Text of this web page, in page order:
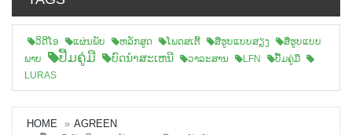
ວິດີໂອ ແຜ່ນພັບ ຫລັກສູດ ໂພດສເຕີ້ ສືຮູບແບບສຽງ
ສື່ຮູບແບບ
ພາບ
ປື້ມຄູ່ມື ບົດນຳສະເຫນີ ວາລະສານ LFN
ປື້ມຄູ່ມື
LURAS
HOME
AGREEN